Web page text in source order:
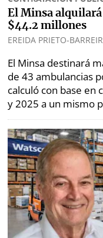
Picante
⌾
La
Repregunta
Censura
El Minsa
$44.2 millones
EREIDA PRIETO-
El Minsa destinará
de 43 ambulancias
calculó con base en
y 2025 a un mismo